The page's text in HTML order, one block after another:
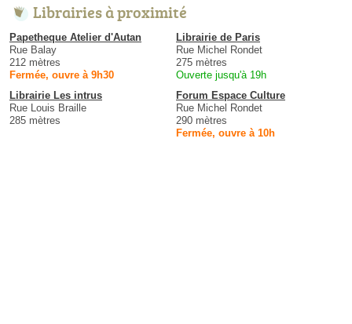
Librairies à proximité
Papetheque Atelier d'Autan
Rue Balay
212 mètres
Fermée, ouvre à 9h30
Librairie de Paris
Rue Michel Rondet
275 mètres
Ouverte jusqu'à 19h
Librairie Les intrus
Rue Louis Braille
285 mètres
Forum Espace Culture
Rue Michel Rondet
290 mètres
Fermée, ouvre à 10h